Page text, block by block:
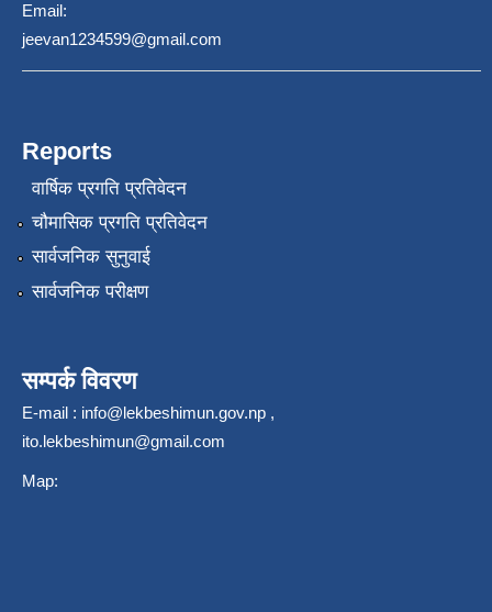
Email:
jeevan1234599@gmail.com
Reports
वार्षिक प्रगति प्रतिवेदन
चौमासिक प्रगति प्रतिवेदन
सार्वजनिक सुनुवाई
सार्वजनिक परीक्षण
सम्पर्क विवरण
E-mail : info@lekbeshimun.gov.np ,
ito.lekbeshimun@gmail.com
Map: